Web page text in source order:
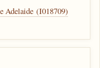
Adelaide (I018709)